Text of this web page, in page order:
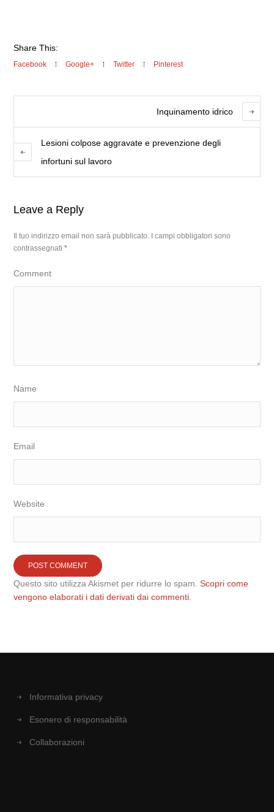
Share This:
Facebook Google+ Twitter Pinterest
Inquinamento idrico
Lesioni colpose aggravate e prevenzione degli
infortuni sul lavoro
Leave a Reply
Il tuo indirizzo email non sarà pubblicato.
I campi obbligatori sono
contrassegnati*
Comment
Name
Email
Website
Questo sito utilizza Akismet per ridurre lo spam.Scopri come
vengono elaborati i dati derivati dai commenti
Informativa privacy
Esonero di responsabilità
Collaborazioni